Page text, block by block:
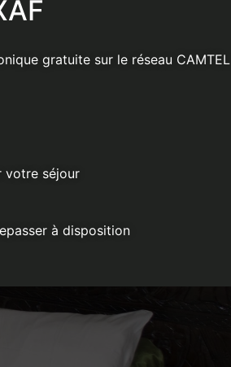
gratuite sur le réseau CAMTEL
votre séjour
à disposition